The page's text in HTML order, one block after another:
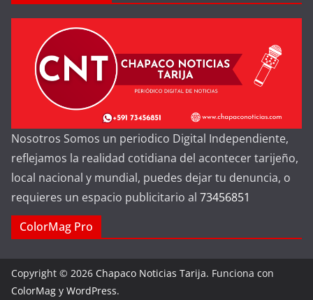
Nosotros Somos un periodico Digital Independiente,
reflejamos la realidad cotidiana del acontecer tarijeño,
local nacional y mundial, puedes dejar tu denuncia, o
requieres un espacio publicitario al 73456851
ColorMag Pro
Copyright © 2026 Chapaco Noticias Tarija. Funciona con
ColorMag y WordPress.